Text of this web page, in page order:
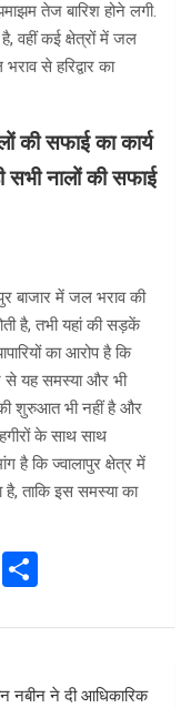
तेज बारिश होने लगी.
है, वहीं कई क्षेत्रों में जल
से हरिद्वार का
की सफाई का कार्य
नालों की सफाई
बाजार में जल भराव की
है, तभी यहां की सड़कें
का आरोप है कि
से यह समस्या और भी
शुरुआत भी नहीं है और
के साथ साथ
है कि ज्वालापुर क्षेत्र में
ताकि इस समस्या का
ar
e
नबीन ने दी आधिकारिक